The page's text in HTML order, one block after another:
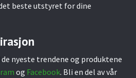
beste utstyret for dine
nyeste trendene og produktene
og Facebook. Bli en del av vår